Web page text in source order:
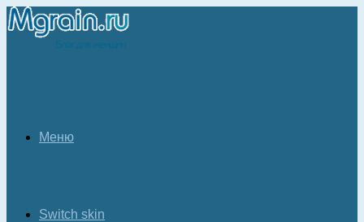
Меню
Switch skin